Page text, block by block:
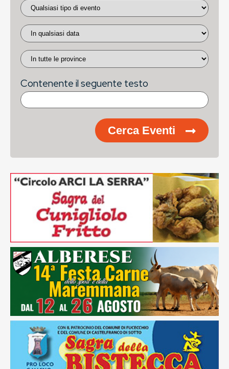
Contenente il seguente testo
Cerca Eventi